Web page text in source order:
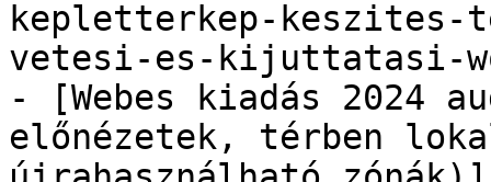
kepletterkep-
vetesi-es-kijuttatasi-
- [Webes kiadás 2024
előnézetek, térben